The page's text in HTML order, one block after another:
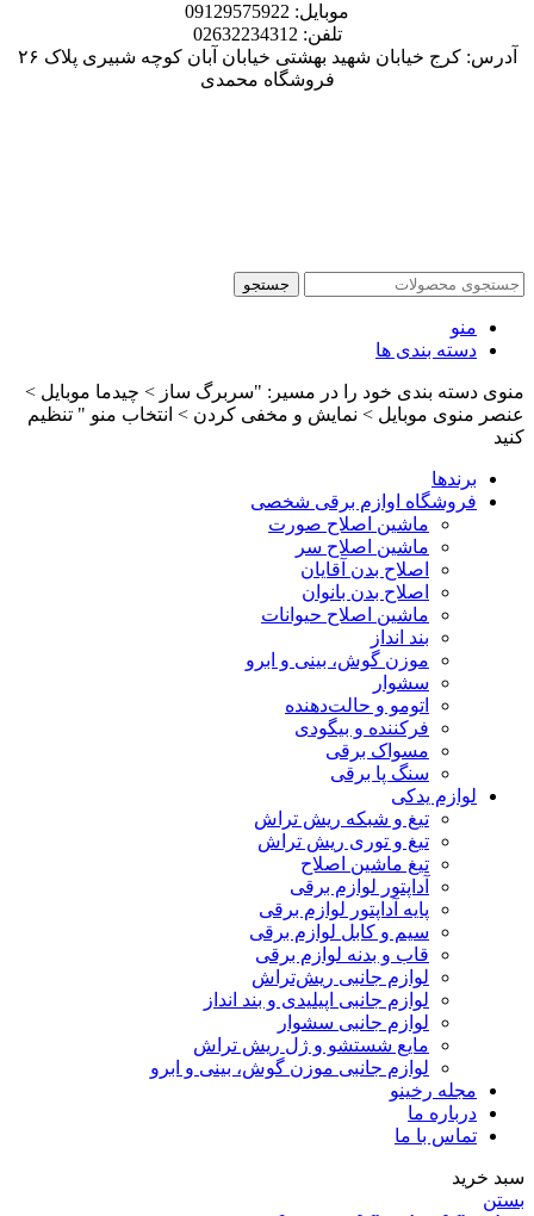
موبایل: 09129575922
تلفن: 02632234312
آدرس: کرج خیابان شهید بهشتی خیابان آبان کوچه شبیری پلاک ۲۶
فروشگاه محمدی
جستجو
منو
دسته بندی ها
منوی دسته بندی خود را در مسیر: "سربرگ ساز > چیدما موبایل >
عنصر منوی موبایل > نمایش و مخفی کردن > انتخاب منو " تنظیم
کنید
برندها
فروشگاه اوازم برقی شخصی
ماشین اصلاح صورت
ماشین اصلاح سر
اصلاح بدن آقایان
اصلاح بدن بانوان
ماشین اصلاح حیوانات
بند انداز
موزن گوش، بینی و ابرو
سشوار
اتومو و حالت‌دهنده
فرکننده و بیگودی
مسواک برقی
سنگ پا برقی
لوازم یدکی
تیغ و شبکه ریش تراش
تیغ و توری ریش تراش
تیغ ماشین اصلاح
آداپتور لوازم برقی
پایه آداپتور لوازم برقی
سیم و کابل لوازم برقی
قاب و بدنه لوازم برقی
لوازم جانبی ریش‌تراش
لوازم جانبی اپیلیدی و بند انداز
لوازم جانبی سشوار
مایع شستشو و ژل ریش تراش
لوازم جانبی موزن گوش، بینی و ابرو
مجله رخینو
درباره ما
تماس با ما
سبد خرید
بستن